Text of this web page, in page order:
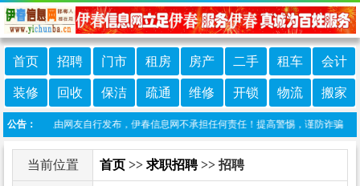
首页 招聘 门市 租房 房产 二手 租车 会计
装修 回收 保洁 疏通 维修 开锁 物流 搬家
公告：
栏目信息由网友自行发布，伊春信息网不承担任何责任！提高警惕，谨防诈骗！
当前位置 首页 >> 求职招聘>> 招聘